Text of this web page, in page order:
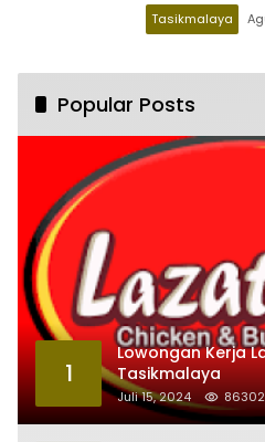
Tasikmalaya
Popular Posts
1
Lowongan Kerja
Tasikmalaya
Juli 15, 2024 86302